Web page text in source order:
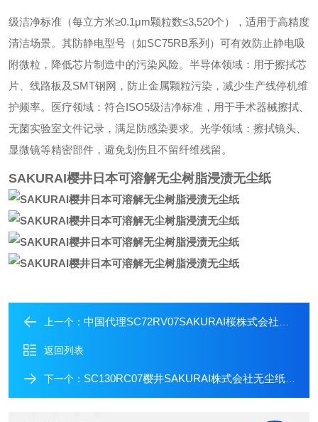
级洁净标准（每立方米≥0.1μm颗粒数≤3,520个），适用于高精度
清洁场景。其防静电型号（如SC75RB系列）可有效防止静电吸
附微粒，降低芯片制造中的污染风险。半导体领域：用于擦拭芯
片、线路板及SMT钢网，防止金属颗粒污染，减少生产线停机维
护频率。医疗领域：符合ISO5级洁净标准，用于手术器械擦拭、
无菌实验室文件记录，满足防感染要求。光学领域：擦拭镜头、
显微镜等精密部件，避免划伤且不留纤维残留。
SAKURAI樱井日本可溶解无尘树脂浸渍无尘纸
上一个： 中国代理SC72RV07SAKURAI桜株式会社无尘纸无尘室专用间隔纸
返回列表
下一个： SC130RC07樱井SAKURAI株式会社无尘纸无尘树脂浸渍纸